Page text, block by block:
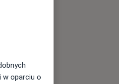
w oparciu o